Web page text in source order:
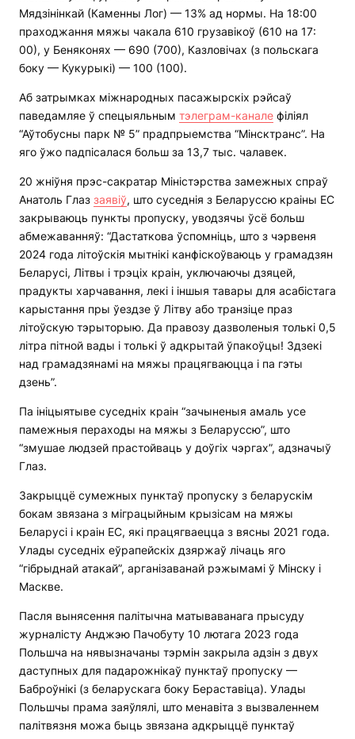
Мядзінінкай (Каменны Лог) — 13% ад нормы. На 18:00
праходжання мяжы чакала 610 грузавікоў (610 на 17:
00), у Беняконях — 690 (700), Казловічах (з польскага
боку — Кукурыкі) — 100 (100).
Аб затрымках міжнародных пасажырскіх рэйсаў
паведамляе ў спецыяльным тэлеграм-канале філіял
“Аўтобусны парк № 5” прадпрыемства “Мінсктранс”. На
яго ўжо падпісалася больш за 13,7 тыс. чалавек.
20 жніўня прэс-сакратар Міністэрства замежных спраў
Анатоль Глаз заявіў, што суседнія з Беларуссю краіны ЕС
закрываюць пункты пропуску, уводзячы ўсё больш
абмежаванняў: “Дастаткова ўспомніць, што з чэрвеня
2024 года літоўскія мытнікі канфіскоўваюць у грамадзян
Беларусі, Літвы і трэціх краін, уключаючы дзяцей,
прадукты харчавання, лекі і іншыя тавары для асабістага
карыстання пры ўездзе ў Літву або транзіце праз
літоўскую тэрыторыю. Да правозу дазволеныя толькі 0,5
літра пітной вады і толькі ў адкрытай ўпакоўцы! Здзекі
над грамадзянамі на мяжы працягваюцца і па гэты
дзень”.
Па ініцыятыве суседніх краін “зачыненыя амаль усе
памежныя пераходы на мяжы з Беларуссю”, што
“змушае людзей прастойваць у доўгіх чэргах”, адзначыў
Глаз.
Закрыццё сумежных пунктаў пропуску з беларускім
бокам звязана з міграцыйным крызісам на мяжы
Беларусі і краін ЕС, які працягваецца з вясны 2021 года.
Улады суседніх еўрапейскіх дзяржаў лічаць яго
“гібрыднай атакай”, арганізаванай рэжымамі ў Мінску і
Маскве.
Пасля вынясення палітычна матываванага прысуду
журналісту Анджэю Пачобуту 10 лютага 2023 года
Польшча на нявызначаны тэрмін закрыла адзін з двух
даступных для падарожнікаў пунктаў пропуску —
Баброўнікі (з беларускага боку Бераставіца). Улады
Польшчы прама заяўлялі, што менавіта з вызваленнем
палітвязня можа быць звязана адкрыццё пунктаў